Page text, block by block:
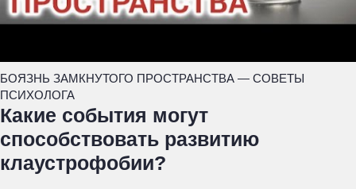
БОЯЗНЬ ЗАМКНУТОГО ПРОСТРАНСТВА — СОВЕТЫ
ПСИХОЛОГА
Какие события могут
способствовать развитию
клаустрофобии?